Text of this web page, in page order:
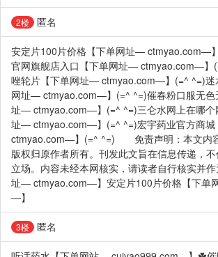
2楼 匿名
安定片100片价格【下单网址— ctmyao.com—
官网旗舰店入口【下单网址— ctmyao.com—】
唑轮片【下单网址— ctmyao.com—】(=^ ^=)迷
网址— ctmyao.com—】(=^ ^=)催春粉口服无色
址— ctmyao.com—】(=^ ^=)三仑水网上在哪个
址— ctmyao.com—】(=^ ^=)宏宇药业官方商
ctmyao.com—】(=^ ^=) 免责声明：本文内容
版权归原作者所有。刊发此文旨在信息传递，
立场。内容未经本网核实，请读者自行核实并
址— ctmyao.com—】安定片100片价格【下单
—】
3楼 匿名